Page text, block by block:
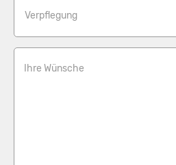
Verpflegung
Ihre Wünsche